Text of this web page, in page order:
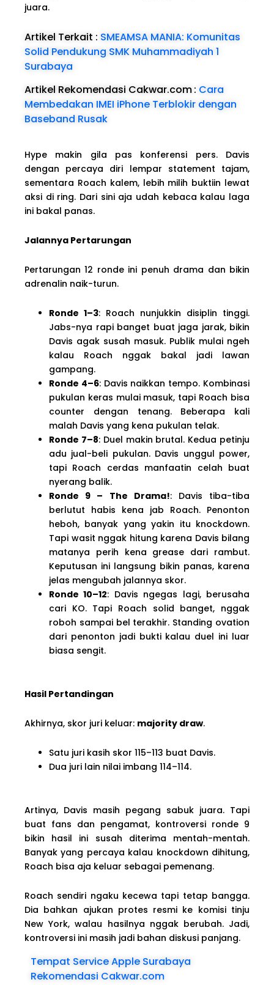
juara.
Artikel Terkait : SMEAMSA MANIA: Komunitas
Solid Pendukung SMK Muhammadiyah 1
Surabaya
Artikel Rekomendasi Cakwar.com: Cara
Membedakan IMEI iPhone Terblokir dengan
Baseband Rusak
Hype makin gila pas konferensi pers. Davis
dengan percaya diri lempar statement tajam,
sementara Roach kalem, lebih milih buktiin lewat
aksi di ring. Dari sini aja udah kebaca kalau laga
ini bakal panas.
Jalannya Pertarungan
Pertarungan 12 ronde ini penuh drama dan bikin
adrenalin naik-turun.
Ronde 1–3: Roach nunjukkin disiplin tinggi.
Jabs-nya rapi banget buat jaga jarak, bikin
Davis agak susah masuk. Publik mulai ngeh
kalau Roach nggak bakal jadi lawan
gampang.
Ronde 4–6: Davis naikkan tempo. Kombinasi
pukulan keras mulai masuk, tapi Roach bisa
counter dengan tenang. Beberapa kali
malah Davis yang kena pukulan telak.
Ronde 7–8: Duel makin brutal. Kedua petinju
adu jual-beli pukulan. Davis unggul power,
tapi Roach cerdas manfaatin celah buat
nyerang balik.
Ronde 9 – The Drama!: Davis tiba-tiba
berlutut habis kena jab Roach. Penonton
heboh, banyak yang yakin itu knockdown.
Tapi wasit nggak hitung karena Davis bilang
matanya perih kena grease dari rambut.
Keputusan ini langsung bikin panas, karena
jelas mengubah jalannya skor.
Ronde 10–12: Davis ngegas lagi, berusaha
cari KO. Tapi Roach solid banget, nggak
roboh sampai bel terakhir. Standing ovation
dari penonton jadi bukti kalau duel ini luar
biasa sengit.
Hasil Pertandingan
Akhirnya, skor juri keluar: majority draw.
Satu juri kasih skor 115–113 buat Davis.
Dua juri lain nilai imbang 114–114.
Artinya, Davis masih pegang sabuk juara. Tapi
buat fans dan pengamat, kontroversi ronde 9
bikin hasil ini susah diterima mentah-mentah.
Banyak yang percaya kalau knockdown dihitung,
Roach bisa aja keluar sebagai pemenang.
Roach sendiri ngaku kecewa tapi tetap bangga.
Dia bahkan ajukan protes resmi ke komisi tinju
New York, walau hasilnya nggak berubah. Jadi,
kontroversi ini masih jadi bahan diskusi panjang.
Tempat Service Apple Surabaya
Rekomendasi Cakwar.com